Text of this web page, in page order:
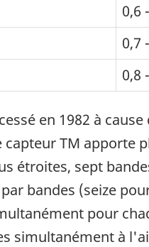
0,6
0,7
0,8
en 1982 à
capteur TM
étroites, sept
bandes (seize
pour
simultanément à